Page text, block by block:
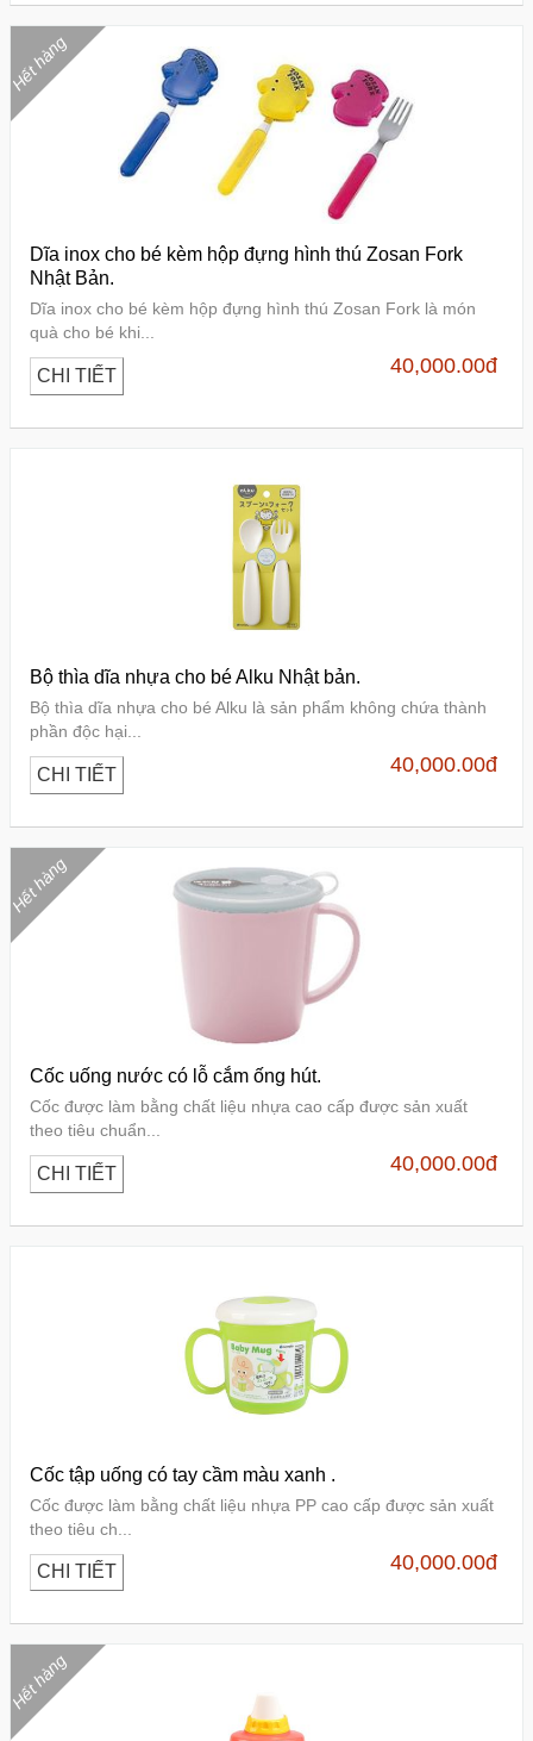
Hết hàng
Dĩa inox cho bé kèm hộp đựng hình thú Zosan Fork
Nhật Bản.
Dĩa inox cho bé kèm hộp đựng hình thú Zosan Fork là món
quà cho bé khi...
CHI TIẾT 40,000.00đ
Bộ thìa dĩa nhựa cho bé Alku Nhật bản.
Bộ thìa dĩa nhựa cho bé Alku là sản phẩm không chứa thành
phần độc hại...
CHI TIẾT 40,000.00đ
Hết hàng
Cốc uống nước có lỗ cắm ống hút.
Cốc được làm bằng chất liệu nhựa cao cấp được sản xuất
theo tiêu chuẩn...
CHI TIẾT 40,000.00đ
Cốc tập uống có tay cầm màu xanh .
Cốc được làm bằng chất liệu nhựa PP cao cấp được sản xuất
theo tiêu ch...
CHI TIẾT 40,000.00đ
Hết hàng